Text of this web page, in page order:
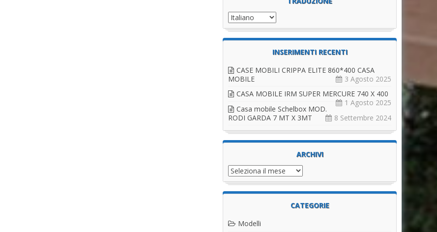
INSERIMENTI RECENTI
CASE MOBILI CRIPPA ELITE 860*400 CASA
MOBILE
3 Agosto 2025
CASA MOBILE IRM SUPER MERCURE 740 X 400
1 Agosto 2025
Casa mobile Schelbox MOD.
RODI GARDA 7 MT X 3MT
8 Settembre 2024
ARCHIVI
Archivi
CATEGORIE
Modelli